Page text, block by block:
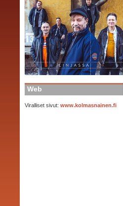
Web
Viralliset sivut: www.kolmasnainen.fi